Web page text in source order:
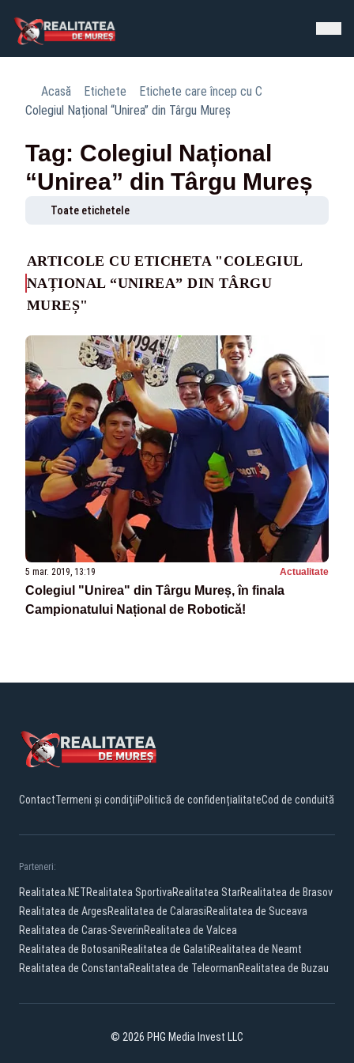
Acasă Etichete
Etichete care încep cu C
Colegiul Național “Unirea” din Târgu Mureș
Tag: Colegiul Național
“Unirea” din Târgu Mureș
Toate etichetele
ARTICOLE CU ETICHETA "COLEGIUL
NAȚIONAL “UNIREA” DIN TÂRGU
MUREȘ"
5 mar. 2019, 13:19 Actualitate
Colegiul "Unirea" din Târgu Mureș, în finala
Campionatului Național de Robotică!
ContactTermeni și condițiiPolitică de confidențialitateCod de conduită
Parteneri:
Realitatea.NETRealitatea SportivaRealitatea StarRealitatea de Brasov
Realitatea de ArgesRealitatea de CalarasiRealitatea de Suceava
Realitatea de Caras-SeverinRealitatea de Valcea
Realitatea de BotosaniRealitatea de GalatiRealitatea de Neamt
Realitatea de ConstantaRealitatea de TeleormanRealitatea de Buzau
© 2026 PHG Media Invest LLC